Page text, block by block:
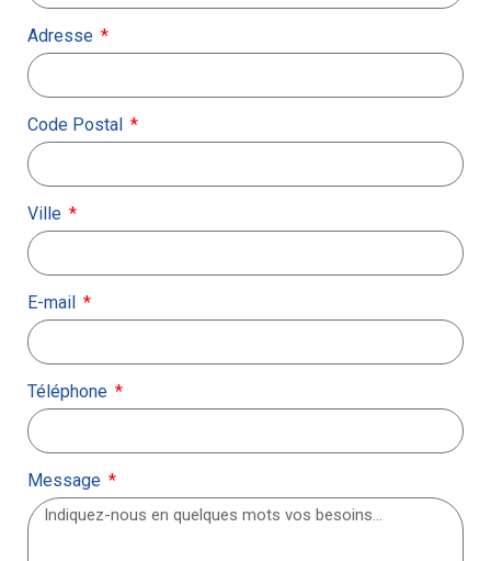
Adresse
Code Postal
Ville
E-mail
Téléphone
Message